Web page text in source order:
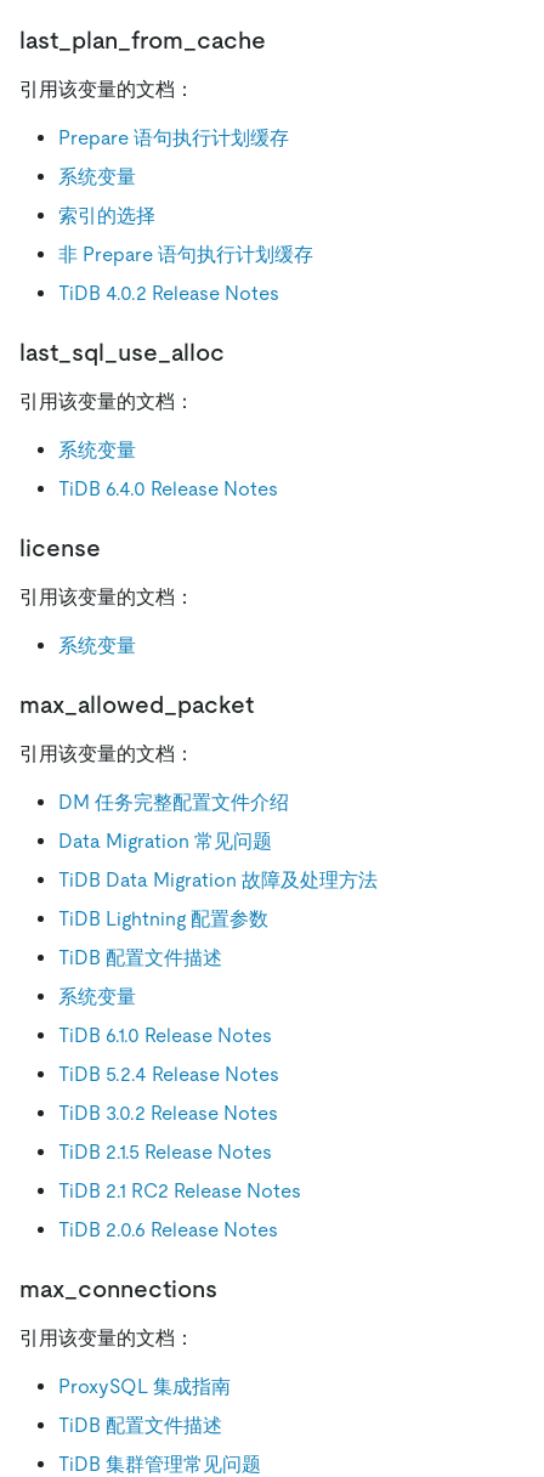
last_plan_from_cache
引用该变量的文档：
Prepare 语句执行计划缓存
系统变量
索引的选择
非 Prepare 语句执行计划缓存
TiDB 4.0.2 Release Notes
last_sql_use_alloc
引用该变量的文档：
系统变量
TiDB 6.4.0 Release Notes
license
引用该变量的文档：
系统变量
max_allowed_packet
引用该变量的文档：
DM 任务完整配置文件介绍
Data Migration 常见问题
TiDB Data Migration 故障及处理方法
TiDB Lightning 配置参数
TiDB 配置文件描述
系统变量
TiDB 6.1.0 Release Notes
TiDB 5.2.4 Release Notes
TiDB 3.0.2 Release Notes
TiDB 2.1.5 Release Notes
TiDB 2.1 RC2 Release Notes
TiDB 2.0.6 Release Notes
max_connections
引用该变量的文档：
ProxySQL 集成指南
TiDB 配置文件描述
TiDB 集群管理常见问题